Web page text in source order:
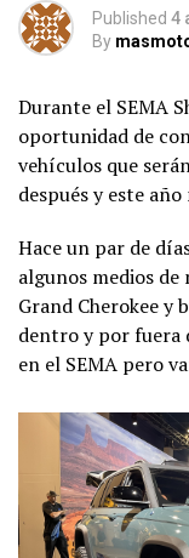
Published 4
By
Durante el SEMA
oportunidad de
vehículos que
después y este
Hace un par de
algunos medios
Grand Cherokee y
dentro y por fuera
en el SEMA pero